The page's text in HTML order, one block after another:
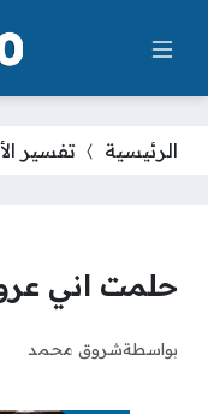
الرئيسية تفسير
حلمت اني
بواسطةشروق محمد